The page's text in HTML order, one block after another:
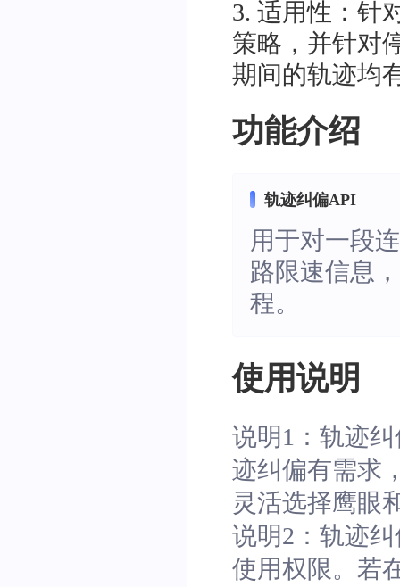
3. 适用性：针
策略，并针对
期间的轨迹均
功能介绍
轨迹纠偏API
用于对一段
路限速信息
程。
使用说明
说明1：轨迹
迹纠偏有需求
灵活选择鹰眼
说明2：轨迹
使用权限。若